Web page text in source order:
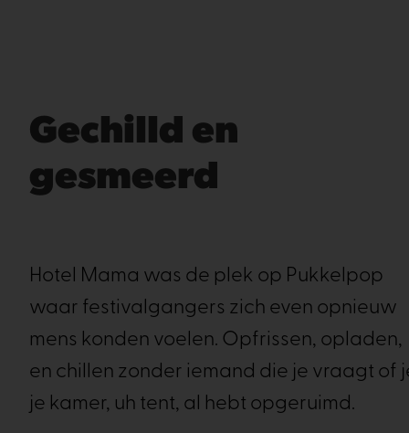
Gechilld en
gesmeerd
Hotel Mama was de plek op Pukkelpop
waar festivalgangers zich even opnieuw
mens konden voelen. Opfrissen, opladen,
en chillen zonder iemand die je vraagt of
je kamer, uh tent, al hebt opgeruimd.